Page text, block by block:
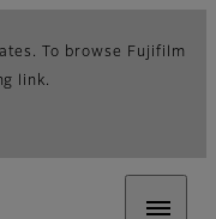
To browse Fujifilm
link.